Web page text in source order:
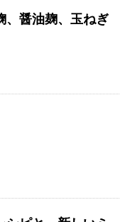
、醤油麹、玉ねぎ